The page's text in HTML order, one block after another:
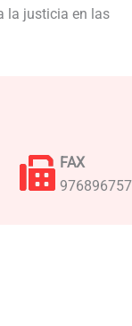
la justicia en las
FAX
976896757